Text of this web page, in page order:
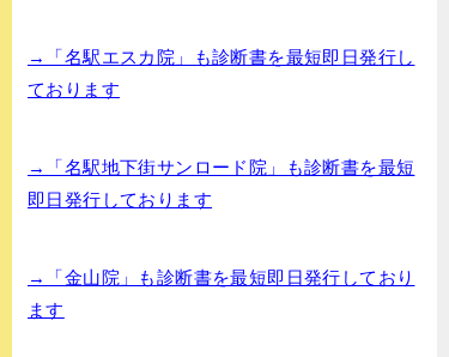
→「名駅エスカ院」も診断書を最短即日発行し
ております
→「名駅地下街サンロード院」も診断書を最短
即日発行しております
→「金山院」も診断書を最短即日発行しており
ます